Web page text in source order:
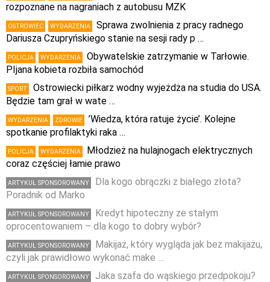
rozpoznane na nagraniach z autobusu MZK
OSTROWIEC WYDARZENIA
Sprawa zwolnienia z pracy radnego
Dariusza Czupryńskiego stanie na sesji rady p …
POLICJA WYDARZENIA
Obywatelskie zatrzymanie w Tarłowie.
PIjana kobieta rozbiła samochód
SPORT
Ostrowiecki piłkarz wodny wyjeżdża na studia do USA.
Będzie tam grał w wate …
WYDARZENIA ZDROWIE
’Wiedza, która ratuje życie’. Kolejne
spotkanie profilaktyki raka …
POLICJA WYDARZENIA
Młodzież na hulajnogach elektrycznych
coraz częściej łamie prawo
ARTYKUŁ SPONSOROWANY
Dla kogo obrączki z białego złota?
Poradnik od Marko
ARTYKUŁ SPONSOROWANY
Kredyt hipoteczny ze stałym
oprocentowaniem – dla kogo to dobry wybór?
ARTYKUŁ SPONSOROWANY
Makijaż, który wygląda jak bez makijażu,
czyli jak prawidłowo wykonać make …
ARTYKUŁ SPONSOROWANY
Jaka szafa do wąskiego przedpokoju?